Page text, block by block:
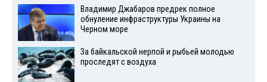
Владимир Джабаров предрек полное
обнуление инфраструктуры Украины на
Черном море
За байкальской нерпой и рыбьей молодью
проследят с воздуха